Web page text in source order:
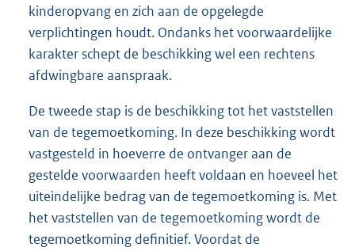
kinderopvang en zich aan de opgelegde
verplichtingen houdt. Ondanks het voorwaardelijke
karakter schept de beschikking wel een rechtens
afdwingbare aanspraak.
De tweede stap is de beschikking tot het vaststellen
van de tegemoetkoming. In deze beschikking wordt
vastgesteld in hoeverre de ontvanger aan de
gestelde voorwaarden heeft voldaan en hoeveel het
uiteindelijke bedrag van de tegemoetkoming is. Met
het vaststellen van de tegemoetkoming wordt de
tegemoetkoming definitief. Voordat de